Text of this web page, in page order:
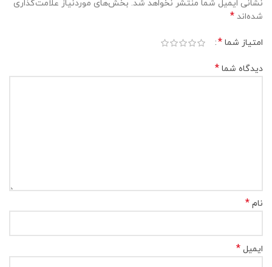
نشانی ایمیل شما منتشر نخواهد شد. بخش‌های موردنیاز علامت‌گذاری
شده‌اند *
امتیاز شما *
دیدگاه شما *
نام *
ایمیل *